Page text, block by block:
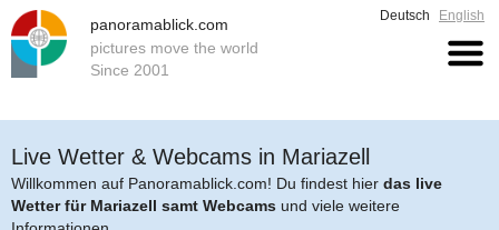
panoramablick.com
pictures move the world
Since 2001
Deutsch English
Live Wetter & Webcams in Mariazell
Willkommen auf Panoramablick.com! Du findest hier das live
Wetter für Mariazell samt Webcams und viele weitere